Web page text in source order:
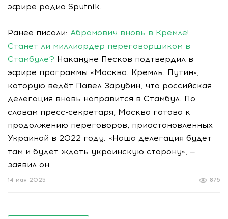
эфире радио Sputnik.
Ранее писали: Абрамович вновь в Кремле!
Станет ли миллиардер переговорщиком в
Стамбуле? Накануне Песков подтвердил в
эфире программы «Москва. Кремль. Путин»,
которую ведёт Павел Зарубин, что российская
делегация вновь направится в Стамбул. По
словам пресс-секретаря, Москва готова к
продолжению переговоров, приостановленных
Украиной в 2022 году. «Наша делегация будет
там и будет ждать украинскую сторону», —
заявил он.
875
14 мая 2025